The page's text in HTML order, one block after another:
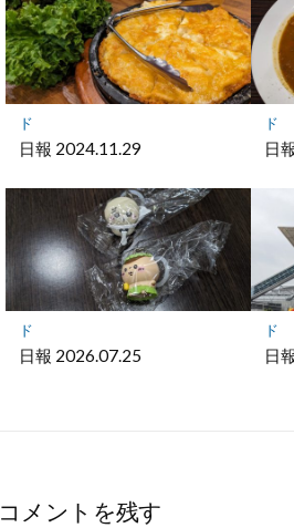
ー
ク
に
保
ド
日報 2024.11.29
ド
日
ド
日報 2026.07.25
ド
日
コメントを残す